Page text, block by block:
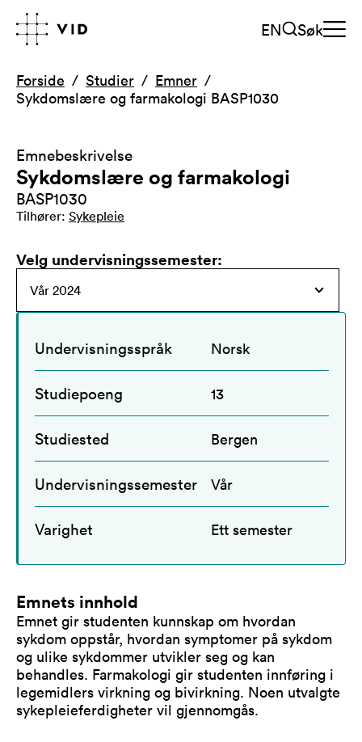
EN Søk
Forside Studier
Emner
Sykdomslære og farmakologi BASP1030
Emnebeskrivelse
Sykdomslære og farmakologi
BASP1030
Tilhører: Sykepleie
Velg undervisningssemester:
Undervisningsspråk Norsk
Studiepoeng 13
Studiested Bergen
Undervisningssemester Vår
Varighet Ett semester
Emnets innhold
Emnet gir studenten kunnskap om hvordan
sykdom oppstår, hvordan symptomer på sykdom
og ulike sykdommer utvikler seg og kan
behandles. Farmakologi gir studenten innføring i
legemidlers virkning og bivirkning. Noen utvalgte
sykepleieferdigheter vil gjennomgås.